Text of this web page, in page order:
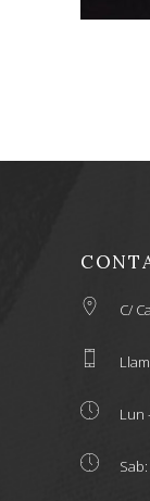
C/
Lun